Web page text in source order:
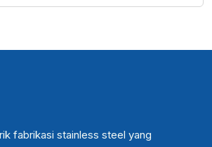
fabrikasi stainless steel yang